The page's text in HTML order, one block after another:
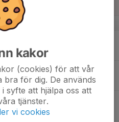
kakor
(cookies) för att vår
bra för dig. De används
syfte att hjälpa oss att
tjänster.
vi cookies